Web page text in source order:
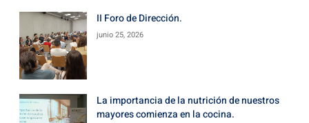
II Foro de Dirección.
junio 25, 2026
La importancia de la nutrición de nuestros
mayores comienza en la cocina.